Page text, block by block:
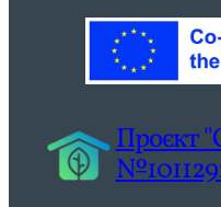
Проєкт